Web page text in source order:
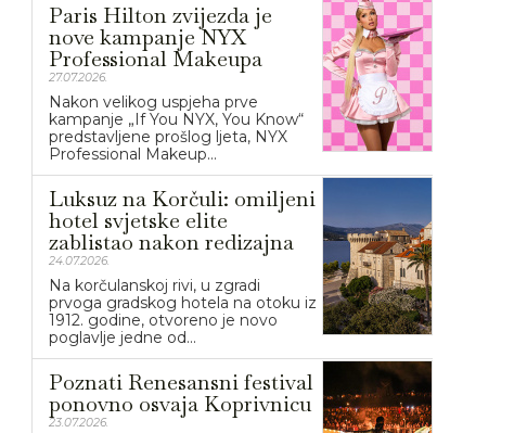
Paris Hilton zvijezda je
nove kampanje NYX
Professional Makeupa
27.07.2026.
Nakon velikog uspjeha prve
kampanje „If You NYX, You Know“
predstavljene prošlog ljeta, NYX
Professional Makeup...
Luksuz na Korčuli: omiljeni
hotel svjetske elite
zablistao nakon redizajna
24.07.2026.
Na korčulanskoj rivi, u zgradi
prvoga gradskog hotela na otoku iz
1912. godine, otvoreno je novo
poglavlje jedne od...
Poznati Renesansni festival
ponovno osvaja Koprivnicu
23.07.2026.